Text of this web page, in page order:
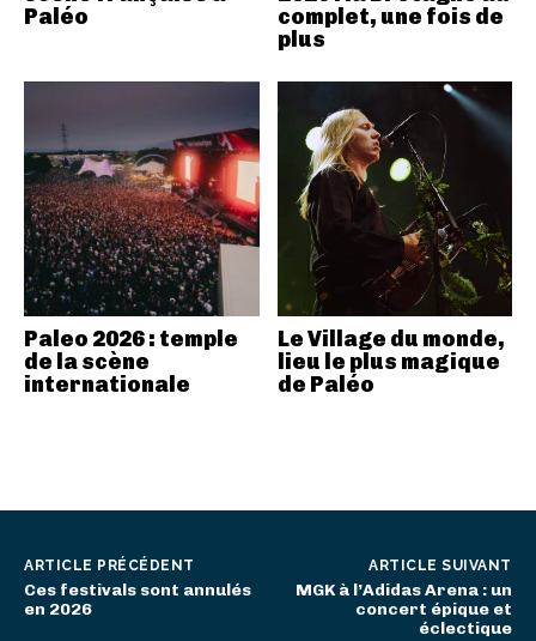
Paléo
complet, une fois de
plus
Paleo 2026 : temple
de la scène
internationale
Le Village du monde,
lieu le plus magique
de Paléo
ARTICLE PRÉCÉDENT
Ces festivals sont annulés
en 2026
ARTICLE SUIVANT
MGK à l’Adidas Arena : un
concert épique et
éclectique